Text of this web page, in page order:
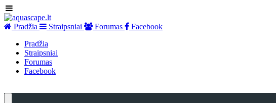
Pradžia Straipsniai Forumas
Facebook
Pradžia
Straipsniai
Forumas
Facebook